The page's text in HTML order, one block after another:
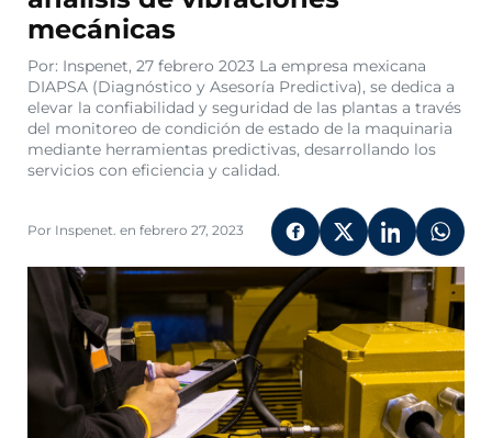
de
mecánicas
Por: Inspenet, 27 febrero 2023 La empresa mexicana
DIAPSA (Diagnóstico y Asesoría Predictiva), se dedica a
elevar la confiabilidad y seguridad de las plantas a través
del monitoreo de condición de estado de la maquinaria
mediante herramientas predictivas, desarrollando los
servicios con eficiencia y calidad.
Por Inspenet. en febrero 27, 2023